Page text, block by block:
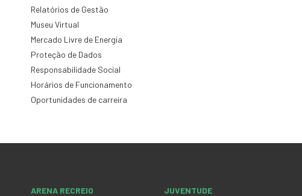
Relatórios de Gestão
Museu Virtual
Mercado Livre de Energia
Proteção de Dados
Responsabilidade Social
Horários de Funcionamento
Oportunidades de carreira
ARENA RECREIO JUVENTUDE